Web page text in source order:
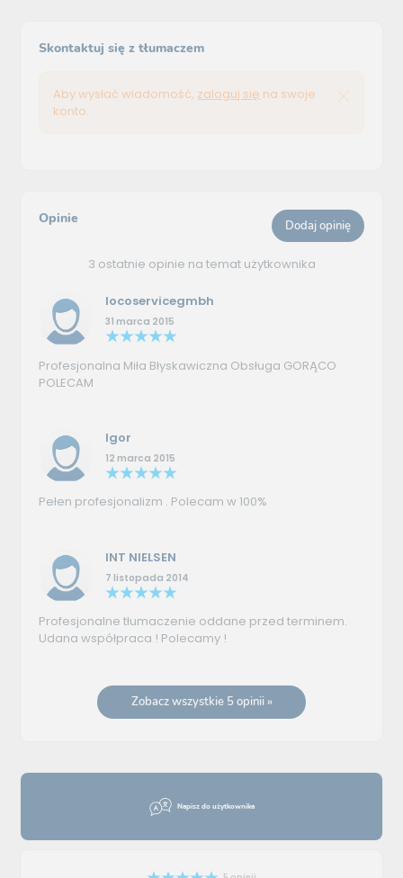
Napisz do użytkownika
Skontaktuj się z tłumaczem
Aby wysłać wiadomość, zaloguj się na swoje
konto.
Opinie Dodaj opinię
3 ostatnie opinie na temat użytkownika
locoservicegmbh
31 marca 2015
Profesjonalna Miła Błyskawiczna Obsługa GORĄCO
POLECAM
Igor
12 marca 2015
Pełen profesjonalizm . Polecam w 100%
INT NIELSEN
7 listopada 2014
Profesjonalne tłumaczenie oddane przed terminem.
Udana współpraca ! Polecamy !
Zobacz wszystkie 5 opinii »